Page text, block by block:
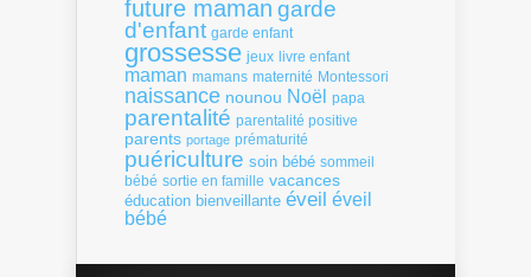
future maman garde
d'enfant garde enfant
grossesse jeux livre enfant
maman mamans maternité Montessori
naissance nounou Noël papa
parentalité parentalité positive
parents portage prématurité
puériculture soin bébé sommeil
bébé sortie en famille vacances
éducation bienveillante éveil éveil
bébé